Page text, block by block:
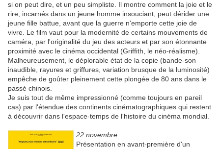
si on peut dire, et un peu simpliste. Il montre comment la joie et le
rire, incarnés dans un jeune homme insouciant, peut dérider une
jeune fille battue, avant que la guerre n'emporte cette joie de
vivre. Le film vaut pour la modernité de certains mouvements de
caméra, par l'originalité du jeu des acteurs et par son étonnante
proximité avec le cinéma occidental (Griffith, le néo-réalisme).
Malheureusement, le déplorable état de la copie (bande-son
inaudible, rayures et griffures, variation brusque de la luminosité)
empêche de goûter pleinement cette plongée de 80 ans dans le
passé chinois.
Je suis tout de même impressionné (comme toujours en pareil
cas) par l'étendue des continents cinématographiques qui restent
à découvrir dans l'espace-temps de l'histoire du cinéma mondial.
22 novembre
Présentation en avant-première d'un